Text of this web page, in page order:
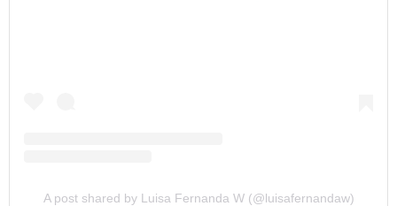
A post shared by Luisa Fernanda W (@luisafernandaw)